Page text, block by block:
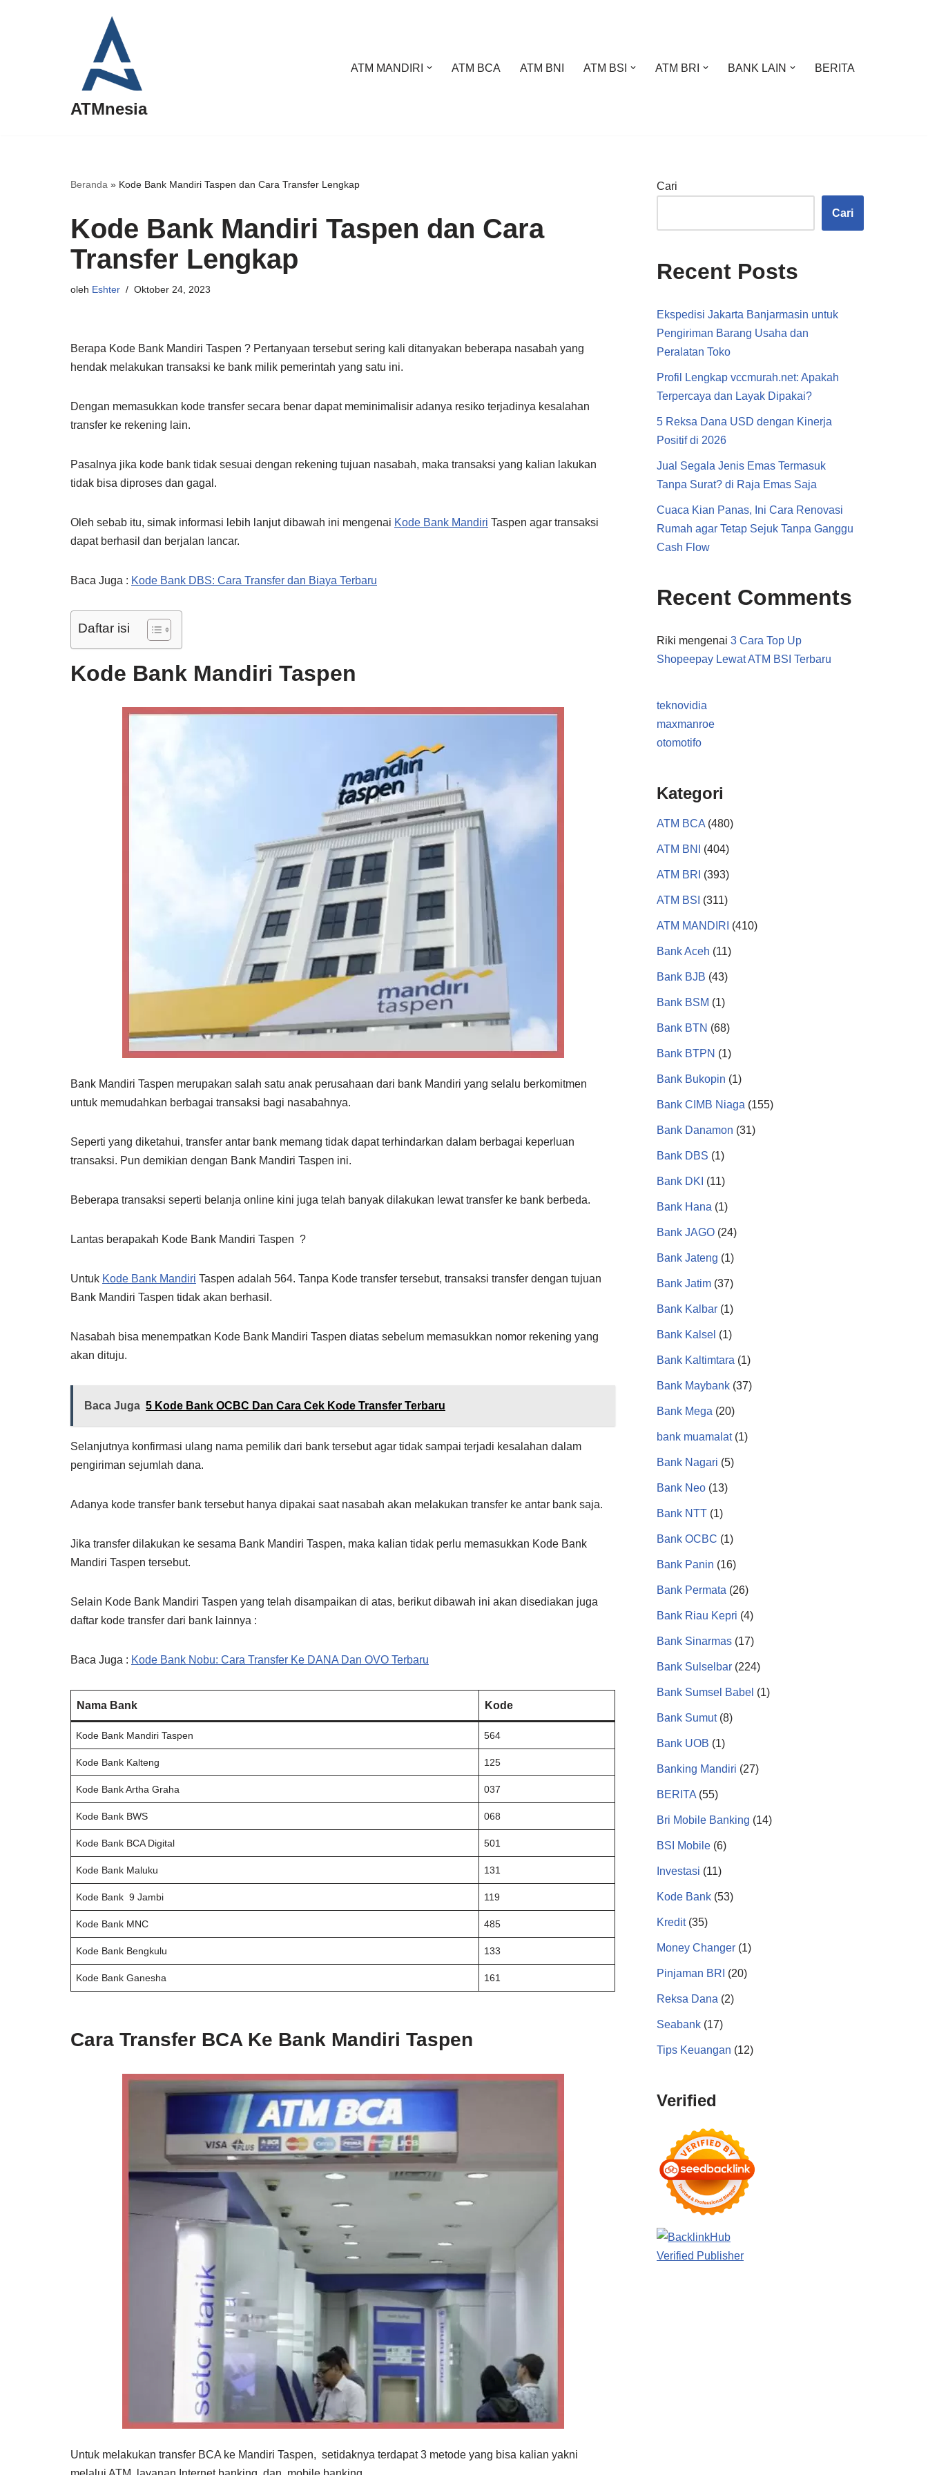
ATMnesia
ATM MANDIRI ATM BCA ATM BNI ATM BSI ATM BRI BANK LAIN BERITA
Beranda » Kode Bank Mandiri Taspen dan Cara Transfer Lengkap
Kode Bank Mandiri Taspen dan Cara
Transfer Lengkap
oleh Eshter Oktober 24, 2023
Berapa Kode Bank Mandiri Taspen ? Pertanyaan tersebut sering kali ditanyakan beberapa nasabah yang
hendak melakukan transaksi ke bank milik pemerintah yang satu ini.
Dengan memasukkan kode transfer secara benar dapat meminimalisir adanya resiko terjadinya kesalahan
transfer ke rekening lain.
Pasalnya jika kode bank tidak sesuai dengan rekening tujuan nasabah, maka transaksi yang kalian lakukan
tidak bisa diproses dan gagal.
Oleh sebab itu, simak informasi lebih lanjut dibawah ini mengenai Kode Bank Mandiri Taspen agar transaksi
dapat berhasil dan berjalan lancar.
Baca Juga : Kode Bank DBS: Cara Transfer dan Biaya Terbaru
Daftar isi
Kode Bank Mandiri Taspen
Bank Mandiri Taspen merupakan salah satu anak perusahaan dari bank Mandiri yang selalu berkomitmen
untuk memudahkan berbagai transaksi bagi nasabahnya.
Seperti yang diketahui, transfer antar bank memang tidak dapat terhindarkan dalam berbagai keperluan
transaksi. Pun demikian dengan Bank Mandiri Taspen ini.
Beberapa transaksi seperti belanja online kini juga telah banyak dilakukan lewat transfer ke bank berbeda.
Lantas berapakah Kode Bank Mandiri Taspen ?
Untuk Kode Bank Mandiri Taspen adalah 564. Tanpa Kode transfer tersebut, transaksi transfer dengan tujuan
Bank Mandiri Taspen tidak akan berhasil.
Nasabah bisa menempatkan Kode Bank Mandiri Taspen diatas sebelum memasukkan nomor rekening yang
akan dituju.
Baca Juga 5 Kode Bank OCBC Dan Cara Cek Kode Transfer Terbaru
Selanjutnya konfirmasi ulang nama pemilik dari bank tersebut agar tidak sampai terjadi kesalahan dalam
pengiriman sejumlah dana.
Adanya kode transfer bank tersebut hanya dipakai saat nasabah akan melakukan transfer ke antar bank saja.
Jika transfer dilakukan ke sesama Bank Mandiri Taspen, maka kalian tidak perlu memasukkan Kode Bank
Mandiri Taspen tersebut.
Selain Kode Bank Mandiri Taspen yang telah disampaikan di atas, berikut dibawah ini akan disediakan juga
daftar kode transfer dari bank lainnya :
Baca Juga : Kode Bank Nobu: Cara Transfer Ke DANA Dan OVO Terbaru
Nama Bank Kode
Kode Bank Mandiri Taspen 564
Kode Bank Kalteng 125
Kode Bank Artha Graha 037
Kode Bank BWS 068
Kode Bank BCA Digital 501
Kode Bank Maluku 131
Kode Bank 9 Jambi 119
Kode Bank MNC 485
Kode Bank Bengkulu 133
Kode Bank Ganesha 161
Cara Transfer BCA Ke Bank Mandiri Taspen
Untuk melakukan transfer BCA ke Mandiri Taspen, setidaknya terdapat 3 metode yang bisa kalian yakni
Cari
Cari
Recent Posts
Ekspedisi Jakarta Banjarmasin untuk
Pengiriman Barang Usaha dan
Peralatan Toko
Profil Lengkap vccmurah.net: Apakah
Terpercaya dan Layak Dipakai?
5 Reksa Dana USD dengan Kinerja
Positif di 2026
Jual Segala Jenis Emas Termasuk
Tanpa Surat? di Raja Emas Saja
Cuaca Kian Panas, Ini Cara Renovasi
Rumah agar Tetap Sejuk Tanpa Ganggu
Cash Flow
Recent Comments
Riki mengenai 3 Cara Top Up
Shopeepay Lewat ATM BSI Terbaru
teknovidia
maxmanroe
otomotifo
Kategori
ATM BCA (480)
ATM BNI (404)
ATM BRI (393)
ATM BSI (311)
ATM MANDIRI (410)
Bank Aceh (11)
Bank BJB (43)
Bank BSM (1)
Bank BTN (68)
Bank BTPN (1)
Bank Bukopin (1)
Bank CIMB Niaga (155)
Bank Danamon (31)
Bank DBS (1)
Bank DKI (11)
Bank Hana (1)
Bank JAGO (24)
Bank Jateng (1)
Bank Jatim (37)
Bank Kalbar (1)
Bank Kalsel (1)
Bank Kaltimtara (1)
Bank Maybank (37)
Bank Mega (20)
bank muamalat(1)
Bank Nagari (5)
Bank Neo (13)
Bank NTT (1)
Bank OCBC (1)
Bank Panin (16)
Bank Permata (26)
Bank Riau Kepri (4)
Bank Sinarmas (17)
Bank Sulselbar (224)
Bank Sumsel Babel (1)
Bank Sumut(8)
Bank UOB (1)
Banking Mandiri (27)
BERITA (55)
Bri Mobile Banking (14)
BSI Mobile (6)
Investasi (11)
Kode Bank (53)
Kredit(35)
Money Changer (1)
Pinjaman BRI (20)
Reksa Dana (2)
Seabank (17)
Tips Keuangan (12)
Verified